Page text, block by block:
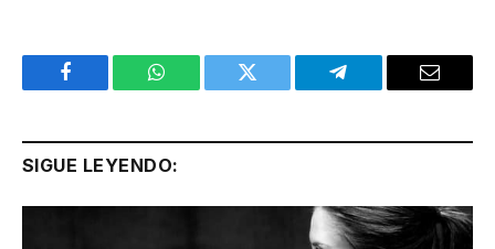
Facebook WhatsApp Twitter Telegram Email
SIGUE LEYENDO: